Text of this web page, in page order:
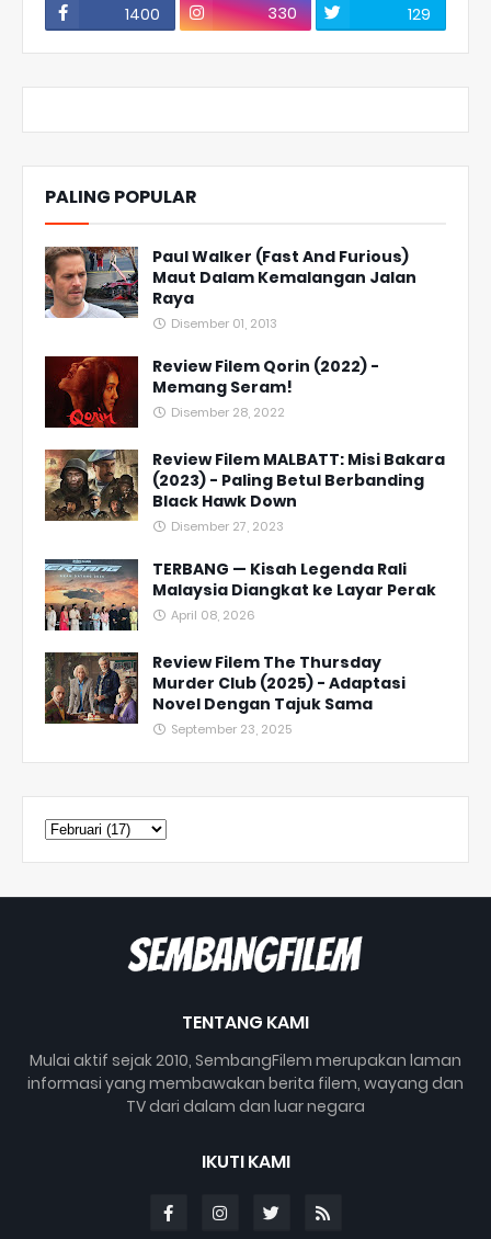
1400 330 129
PALING POPULAR
Paul Walker (Fast And Furious)
Maut Dalam Kemalangan Jalan
Raya
Disember 01, 2013
Review Filem Qorin (2022) -
Memang Seram!
Disember 28, 2022
Review Filem MALBATT: Misi Bakara
(2023) - Paling Betul Berbanding
Black Hawk Down
Disember 27, 2023
TERBANG — Kisah Legenda Rali
Malaysia Diangkat ke Layar Perak
April 08, 2026
Review Filem The Thursday
Murder Club (2025) - Adaptasi
Novel Dengan Tajuk Sama
September 23, 2025
TENTANG KAMI
Mulai aktif sejak 2010, SembangFilem merupakan laman
informasi yang membawakan berita filem, wayang dan
TV dari dalam dan luar negara
IKUTI KAMI